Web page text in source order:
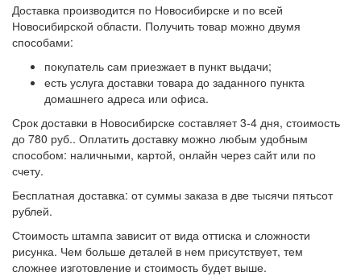
Доставка производится по Новосибирске и по всей
Новосибирской области. Получить товар можно двумя
способами:
покупатель сам приезжает в пункт выдачи;
есть услуга доставки товара до заданного пункта
домашнего адреса или офиса.
Срок доставки в Новосибирске составляет 3-4 дня, стоимость
до 780 руб.. Оплатить доставку можно любым удобным
способом: наличными, картой, онлайн через сайт или по
счету.
Бесплатная доставка: от суммы заказа в две тысячи пятьсот
рублей.
Стоимость штампа зависит от вида оттиска и сложности
рисунка. Чем больше деталей в нем присутствует, тем
сложнее изготовление и стоимость будет выше.